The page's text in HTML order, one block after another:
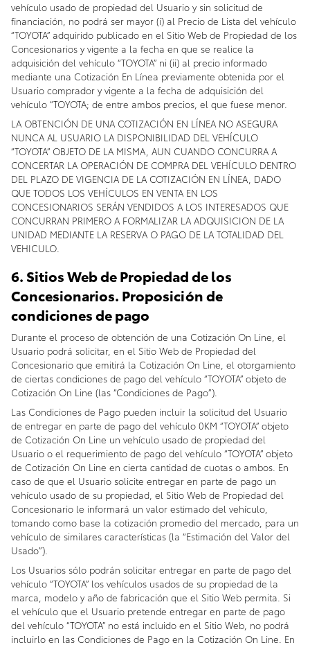
vehículo usado de propiedad del Usuario y sin solicitud de
financiación, no podrá ser mayor (i) al Precio de Lista del vehículo
“TOYOTA” adquirido publicado en el Sitio Web de Propiedad de los
Concesionarios y vigente a la fecha en que se realice la
adquisición del vehículo “TOYOTA” ni (ii) al precio informado
mediante una Cotización En Línea previamente obtenida por el
Usuario comprador y vigente a la fecha de adquisición del
vehículo “TOYOTA; de entre ambos precios, el que fuese menor.
LA OBTENCIÓN DE UNA COTIZACIÓN EN LÍNEA NO ASEGURA
NUNCA AL USUARIO LA DISPONIBILIDAD DEL VEHÍCULO
“TOYOTA” OBJETO DE LA MISMA, AUN CUANDO CONCURRA A
CONCERTAR LA OPERACIÓN DE COMPRA DEL VEHÍCULO DENTRO
DEL PLAZO DE VIGENCIA DE LA COTIZACIÓN EN LÍNEA, DADO
QUE TODOS LOS VEHÍCULOS EN VENTA EN LOS
CONCESIONARIOS SERÁN VENDIDOS A LOS INTERESADOS QUE
CONCURRAN PRIMERO A FORMALIZAR LA ADQUISICION DE LA
UNIDAD MEDIANTE LA RESERVA O PAGO DE LA TOTALIDAD DEL
VEHICULO.
6. Sitios Web de Propiedad de los
Concesionarios. Proposición de
condiciones de pago
Durante el proceso de obtención de una Cotización On Line, el
Usuario podrá solicitar, en el Sitio Web de Propiedad del
Concesionario que emitirá la Cotización On Line, el otorgamiento
de ciertas condiciones de pago del vehículo “TOYOTA” objeto de
Cotización On Line (las “Condiciones de Pago”).
Las Condiciones de Pago pueden incluir la solicitud del Usuario
de entregar en parte de pago del vehículo 0KM “TOYOTA” objeto
de Cotización On Line un vehículo usado de propiedad del
Usuario o el requerimiento de pago del vehículo “TOYOTA” objeto
de Cotización On Line en cierta cantidad de cuotas o ambos. En
caso de que el Usuario solicite entregar en parte de pago un
vehículo usado de su propiedad, el Sitio Web de Propiedad del
Concesionario le informará un valor estimado del vehículo,
tomando como base la cotización promedio del mercado, para un
vehículo de similares características (la “Estimación del Valor del
Usado”).
Los Usuarios sólo podrán solicitar entregar en parte de pago del
vehículo “TOYOTA” los vehículos usados de su propiedad de la
marca, modelo y año de fabricación que el Sitio Web permita. Si
el vehículo que el Usuario pretende entregar en parte de pago
del vehículo “TOYOTA” no está incluido en el Sitio Web, no podrá
incluirlo en las Condiciones de Pago en la Cotización On Line. En